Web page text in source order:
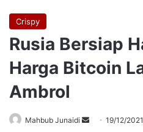
Crispy
Rusia Bersiap
Harga Bitcoin
Ambrol
Mahbub Junaidi
Send19/12/2021